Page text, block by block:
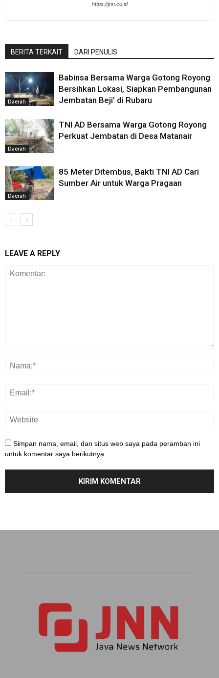
https://jnn.co.id
BERITA TERKAIT DARI PENULIS
Daerah
Babinsa Bersama Warga Gotong Royong
Bersihkan Lokasi, Siapkan Pembangunan
Jembatan Beji’ di Rubaru
Daerah
TNI AD Bersama Warga Gotong Royong
Perkuat Jembatan di Desa Matanair
Daerah
85 Meter Ditembus, Bakti TNI AD Cari
Sumber Air untuk Warga Pragaan
LEAVE A REPLY
Simpan nama, email, dan situs web saya pada peramban ini
untuk komentar saya berikutnya.